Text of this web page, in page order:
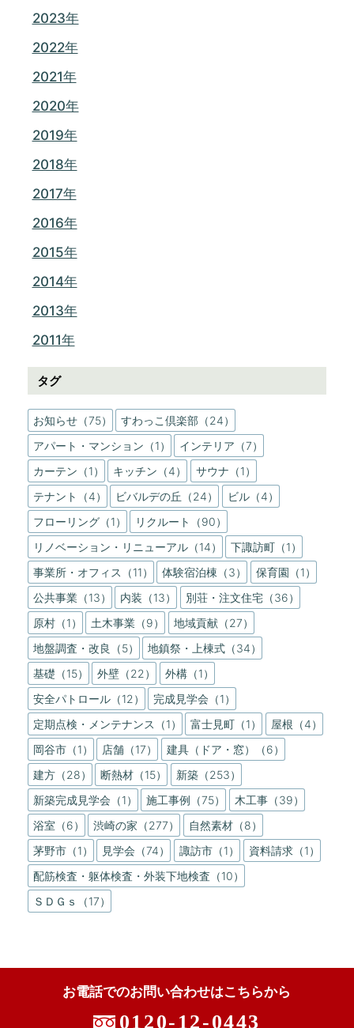
2023年
2022年
2021年
2020年
2019年
2018年
2017年
2016年
2015年
2014年
2013年
2011年
タグ
お知らせ（75）
すわっこ倶楽部（24）
アパート・マンション（1）
インテリア（7）
カーテン（1）
キッチン（4）
サウナ（1）
テナント（4）
ビバルデの丘（24）
ビル（4）
フローリング（1）
リクルート（90）
リノベーション・リニューアル（14）
下諏訪町（1）
事業所・オフィス（11）
体験宿泊棟（3）
保育園（1）
公共事業（13）
内装（13）
別荘・注文住宅（36）
原村（1）
土木事業（9）
地域貢献（27）
地盤調査・改良（5）
地鎮祭・上棟式（34）
基礎（15）
外壁（22）
外構（1）
安全パトロール（12）
完成見学会（1）
定期点検・メンテナンス（1）
富士見町（1）
屋根（4）
岡谷市（1）
店舗（17）
建具（ドア・窓）（6）
建方（28）
断熱材（15）
新築（253）
新築完成見学会（1）
施工事例（75）
木工事（39）
浴室（6）
渋崎の家（277）
自然素材（8）
茅野市（1）
見学会（74） 諏訪市（1）
資料請求（1）
配筋検査・躯体検査・外装下地検査（10）
ＳＤＧｓ（17）
お電話でのお問い合わせはこちらから
0120-12-0443